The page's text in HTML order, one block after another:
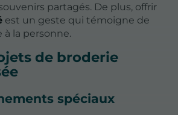
partagés. De plus, offrir
est un geste qui témoigne de
à la personne.
de broderie
spéciaux